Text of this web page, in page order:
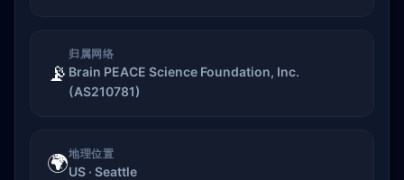
📡
归属网络
Brain PEACE Science Foundation, Inc.
(AS210781)
🌍地理位置
US · Seattle